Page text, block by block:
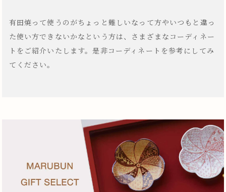
有田焼って使うのがちょっと難しいなって方やいつもと違っ
た使い方できないかなという方は、さまざまなコーディネー
トをご紹介いたします。是非コーディネートを参考にしてみ
てください。